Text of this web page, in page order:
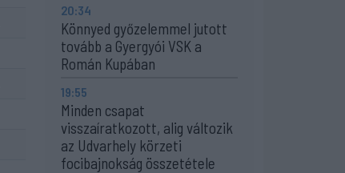
20:34
Könnyed győzelemmel jutott
tovább a Gyergyói VSK a
Román Kupában
19:55
Minden csapat
visszaíratkozott, alig változik
az Udvarhely körzeti
focibajnokság összetétele